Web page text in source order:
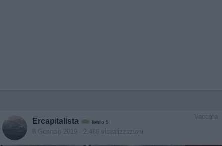
Vaccata
Ercapitalista livello 5
8 Gennaio 2019 - 2.486 visualizzazioni